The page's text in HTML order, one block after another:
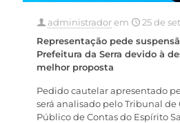
administradorem
25 de
Representação pede
Prefeitura da Serra devido à
melhor proposta
Pedido cautelar apresentado
será analisado pelo Tribunal
Público de Contas do Espírito